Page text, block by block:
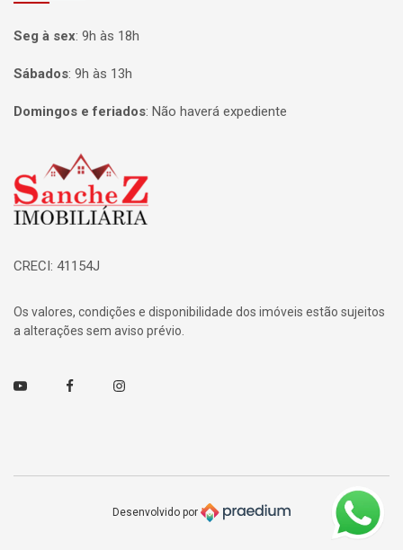
Seg à sex: 9h às 18h
Sábados: 9h às 13h
Domingos e feriados: Não haverá expediente
Página inicial
CRECI: 41154J
Os valores, condições e disponibilidade dos imóveis estão sujeitos
a alterações sem aviso prévio.
Youtube FacebookInstagram
Desenvolvido por